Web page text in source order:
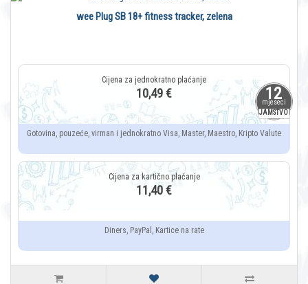
12
mjeseci
JAMSTVO
wee Plug SB 18+ fitness tracker, zelena
10,49 €
Gotovina, pouzeće, virman i jednokratno Visa, Master, Maestro, Kripto Valute
11,40 €
Diners, PayPal, Kartice na rate